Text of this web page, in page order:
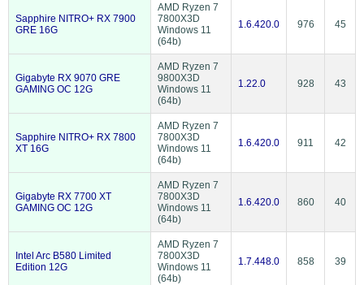
Sapphire NITRO+ RX 7900
GRE 16G
AMD Ryzen 7
7800X3D
Windows 11
(64b)
1.6.420.0 976 45
Gigabyte RX 9070 GRE
GAMING OC 12G
AMD Ryzen 7
9800X3D
Windows 11
(64b)
1.22.0 928 43
Sapphire NITRO+ RX 7800
XT 16G
AMD Ryzen 7
7800X3D
Windows 11
(64b)
1.6.420.0 911 42
Gigabyte RX 7700 XT
GAMING OC 12G
AMD Ryzen 7
7800X3D
Windows 11
(64b)
1.6.420.0 860 40
Intel Arc B580 Limited
Edition 12G
AMD Ryzen 7
7800X3D
Windows 11
(64b)
1.7.448.0 858 39